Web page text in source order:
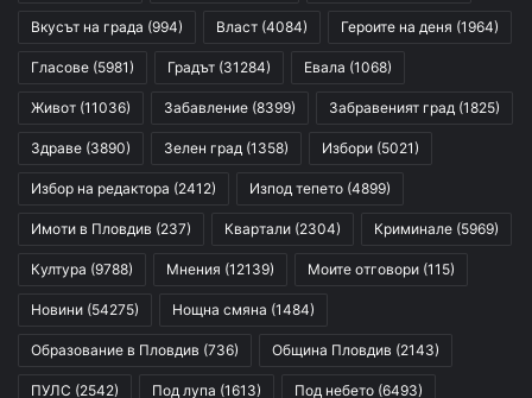
Вкусът на града (994) Власт (4084) Героите на деня (1964)
Гласове (5981) Градът (31284) Евала (1068)
Живот (11036) Забавление (8399) Забравеният град (1825)
Здраве (3890) Зелен град (1358) Избори (5021)
Избор на редактора (2412) Изпод тепето (4899)
Имоти в Пловдив (237) Квартали (2304) Криминале (5969)
Култура (9788) Мнения (12139) Моите отговори (115)
Новини (54275) Нощна смяна (1484)
Образование в Пловдив (736) Община Пловдив (2143)
ПУЛС (2542) Под лупа (1613) Под небето (6493)